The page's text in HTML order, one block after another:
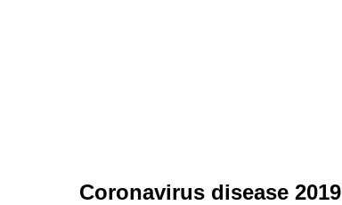
Coronavirus disease 2019